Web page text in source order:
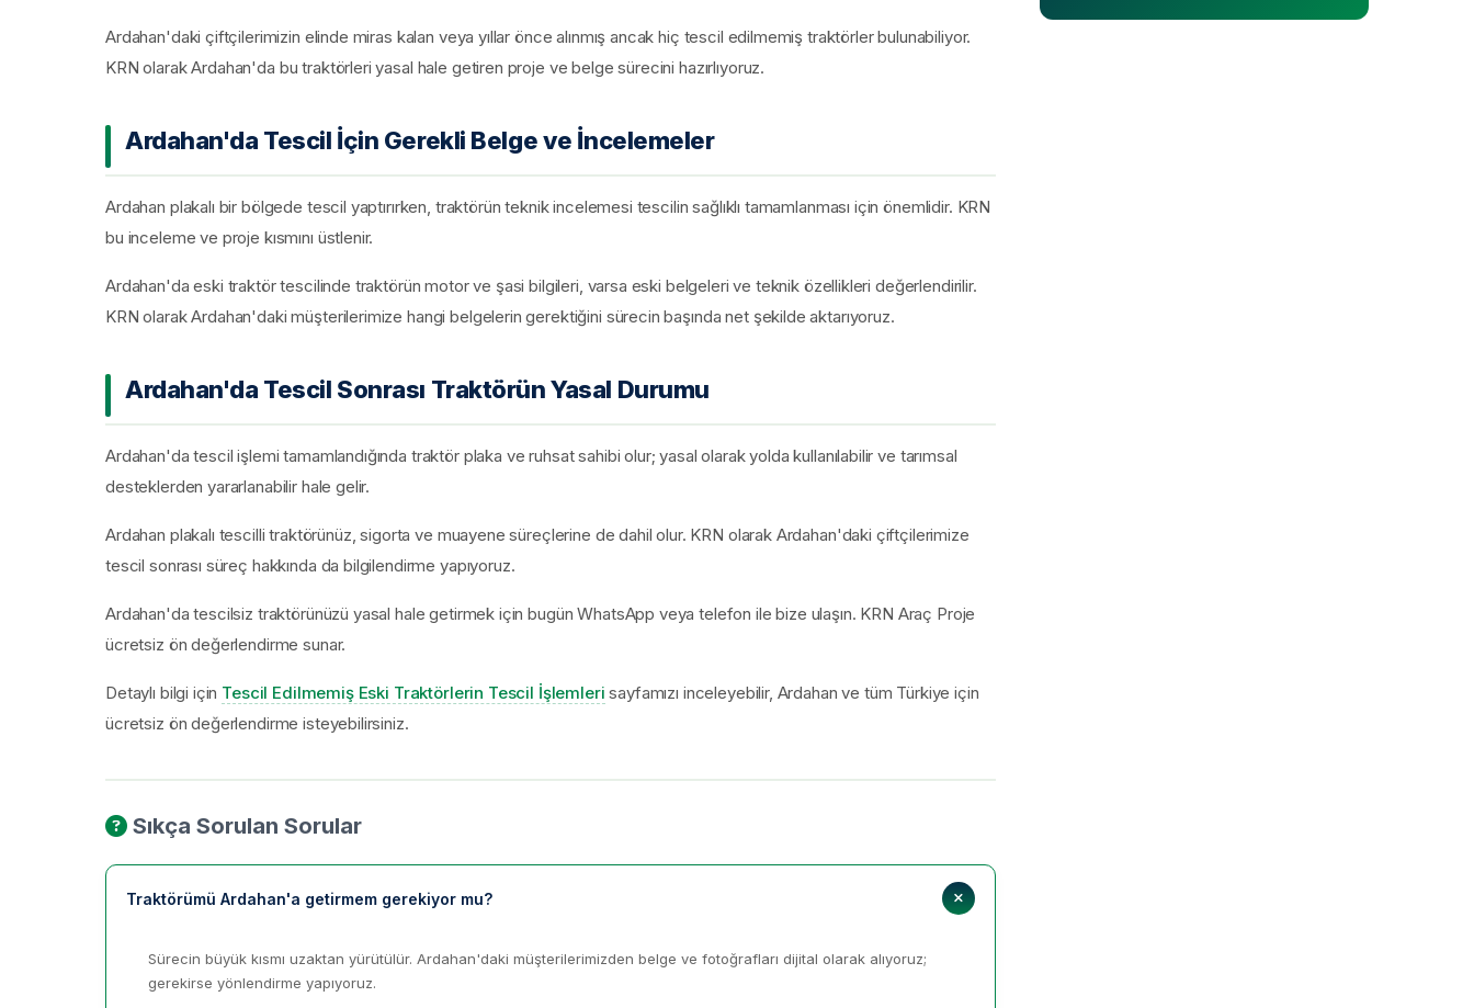
Ardahan'daki çiftçilerimizin elinde miras kalan veya yıllar önce alınmış ancak hiç tescil edilmemiş traktörler bulunabiliyor.
KRN olarak Ardahan'da bu traktörleri yasal hale getiren proje ve belge sürecini hazırlıyoruz.
Ardahan'da Tescil İçin Gerekli Belge ve İncelemeler
Ardahan plakalı bir bölgede tescil yaptırırken, traktörün teknik incelemesi tescilin sağlıklı tamamlanması için önemlidir. KRN
bu inceleme ve proje kısmını üstlenir.
Ardahan'da eski traktör tescilinde traktörün motor ve şasi bilgileri, varsa eski belgeleri ve teknik özellikleri değerlendirilir.
KRN olarak Ardahan'daki müşterilerimize hangi belgelerin gerektiğini sürecin başında net şekilde aktarıyoruz.
Ardahan'da Tescil Sonrası Traktörün Yasal Durumu
Ardahan'da tescil işlemi tamamlandığında traktör plaka ve ruhsat sahibi olur; yasal olarak yolda kullanılabilir ve tarımsal
desteklerden yararlanabilir hale gelir.
Ardahan plakalı tescilli traktörünüz, sigorta ve muayene süreçlerine de dahil olur. KRN olarak Ardahan'daki çiftçilerimize
tescil sonrası süreç hakkında da bilgilendirme yapıyoruz.
Ardahan'da tescilsiz traktörünüzü yasal hale getirmek için bugün WhatsApp veya telefon ile bize ulaşın. KRN Araç Proje
ücretsiz ön değerlendirme sunar.
Detaylı bilgi için Tescil Edilmemiş Eski Traktörlerin Tescil İşlemleri sayfamızı inceleyebilir, Ardahan ve tüm Türkiye için
ücretsiz ön değerlendirme isteyebilirsiniz.
Sıkça Sorulan Sorular
Traktörümü Ardahan'a getirmem gerekiyor mu?
Sürecin büyük kısmı uzaktan yürütülür. Ardahan'daki müşterilerimizden belge ve fotoğrafları dijital olarak alıyoruz;
gerekirse yönlendirme yapıyoruz.